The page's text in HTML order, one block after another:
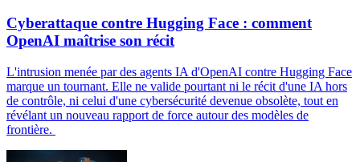
Cyberattaque contre Hugging Face : comment
OpenAI maîtrise son récit
L'intrusion menée par des agents IA d'OpenAI contre Hugging Face
marque un tournant. Elle ne valide pourtant ni le récit d'une IA hors
de contrôle, ni celui d'une cybersécurité devenue obsolète, tout en
révélant un nouveau rapport de force autour des modèles de
frontière.